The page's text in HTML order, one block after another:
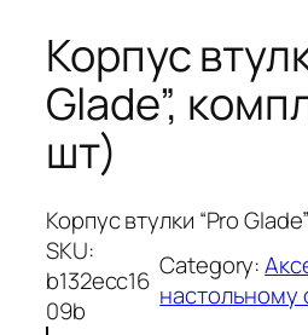
Корпус
Glade”,
шт)
Корпус втулки “Pro Glade”
SKU:
b132ecc16
09b
Category:
настольному